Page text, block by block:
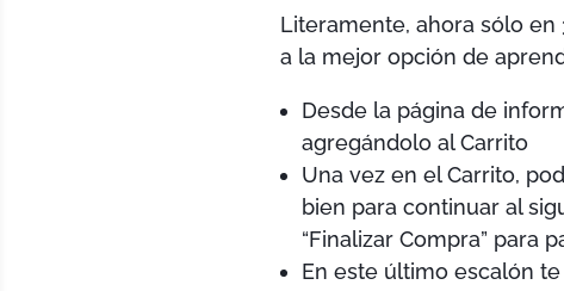
Literamente, ahora sólo en
a la mejor opción de
Desde la página de
agregándolo al Carrito
Una vez en el Carrito,
bien para continuar al
“Finalizar Compra” para
En este último escalón